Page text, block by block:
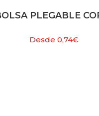
PLEGABLE
Desde 0,74€